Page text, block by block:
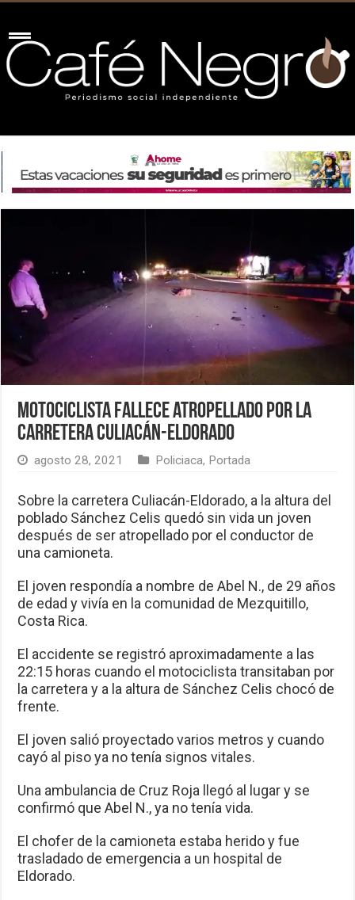
Motociclista fallece atropellado por la
carretera Culiacán-Eldorado
agosto 28, 2021 Policiaca, Portada
Sobre la carretera Culiacán-Eldorado, a la altura del
poblado Sánchez Celis quedó sin vida un joven
después de ser atropellado por el conductor de
una camioneta.
El joven respondía a nombre de Abel N., de 29 años
de edad y vivía en la comunidad de Mezquitillo,
Costa Rica.
El accidente se registró aproximadamente a las
22:15 horas cuando el motociclista transitaban por
la carretera y a la altura de Sánchez Celis chocó de
frente.
El joven salió proyectado varios metros y cuando
cayó al piso ya no tenía signos vitales.
Una ambulancia de Cruz Roja llegó al lugar y se
confirmó que Abel N., ya no tenía vida.
El chofer de la camioneta estaba herido y fue
trasladado de emergencia a un hospital de
Eldorado.